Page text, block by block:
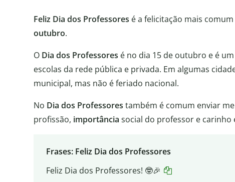
Feliz Dia dos Professores é a felicitação mais
outubro.
O Dia dos Professores é no dia 15 de outubro e é
escolas da rede pública e privada. Em algumas
municipal, mas não é feriado nacional.
No Dia dos Professores também é comum enviar
profissão, importância social do professor e carinho
Frases: Feliz Dia dos Professores
Feliz Dia dos Professores! 🤓🎉